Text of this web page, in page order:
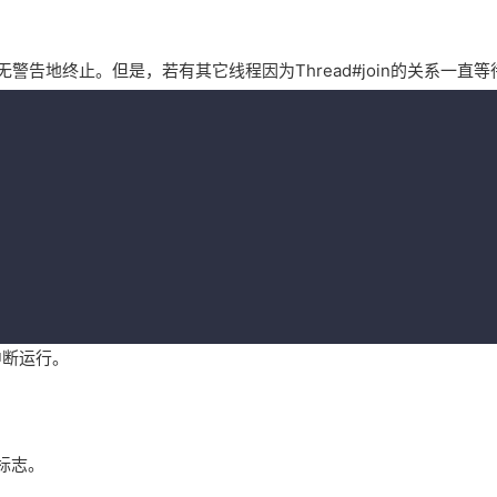
告地终止。但是，若有其它线程因为Thread#join的关系一直
运行。
。